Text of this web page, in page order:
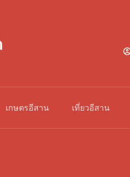
เกษตรอีสาน เที่ยวอีสาน